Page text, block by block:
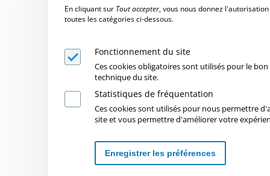
En cliquant sur Tout accepter, vous nous donnez
toutes les catégories ci-dessous.
Fonctionnement du site
Ces cookies obligatoires sont utilisés pour le
technique du site.
Statistiques de fréquentation
Ces cookies sont utilisés pour nous permettre
site et vous permettre d'améliorer votre
Enregistrer les préférences